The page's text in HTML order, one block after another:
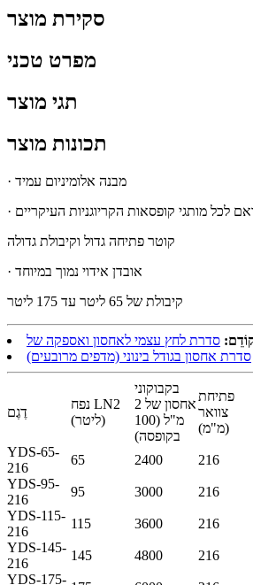
סקירת מוצר
מפרט טכני
תגי מוצר
תכונות מוצר
· מבנה אלומיניום עמיד
לכל מותגי קופסאות הקריוגניות העיקריים
קוטר פתיחה גדול וקיבולת גדולה
· אובדן אידוי נמוך במיוחד
קיבולת של 65 ליטר עד 175 ליטר
סדרת אחסון בגודל בינוני (מדפים מרובעים)
דֶגֶם
נפח LN2
(ליטר)
בקבוקוני
אחסון של 2
מ"ל (100
בקופסה)
פתיחת
צוואר
(מ"מ)
YDS-65-
216
65 2400 216
YDS-95-
216
95 3000 216
YDS-115-
216
115 3600 216
YDS-145-
216
145 4800 216
YDS-175-